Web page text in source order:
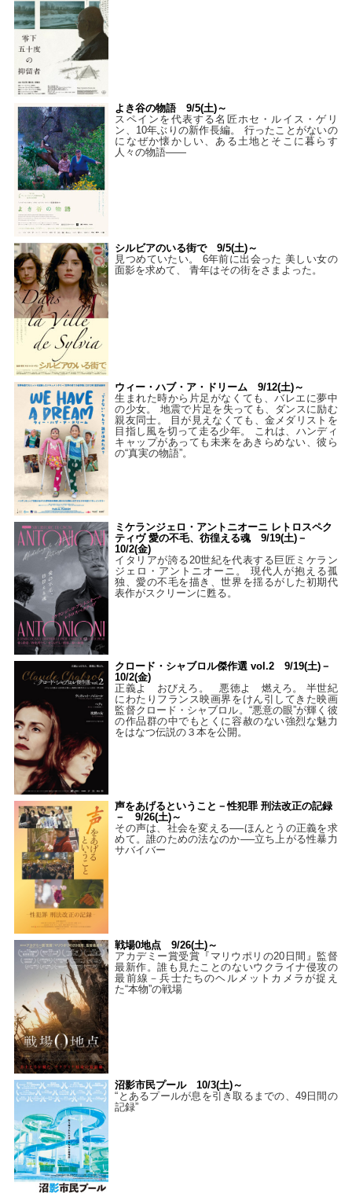
よき谷の物語 9/5(土)～
スペインを代表する名匠ホセ・ルイス・ゲリ
ン、10年ぶりの新作長編。 行ったことがないの
になぜか懐かしい、ある土地とそこに暮らす
人々の物語――
シルビアのいる街で 9/5(土)～
見つめていたい。 6年前に出会った 美しい女の
面影を求めて、 青年はその街をさまよった。
ウィー・ハブ・ア・ドリーム 9/12(土)～
生まれた時から片足がなくても、バレエに夢中
の少女。 地震で片足を失っても、ダンスに励む
親友同士。 目が見えなくても、金メダリストを
目指し風を切って走る少年。 これは、ハンディ
キャップがあっても未来をあきらめない、彼ら
の“真実の物語”。
ミケランジェロ・アントニオーニ レトロスペク
ティヴ 愛の不毛、彷徨える魂 9/19(土)－
10/2(金)
イタリアが誇る20世紀を代表する巨匠ミケラン
ジェロ・アントニオーニ。 現代人が抱える孤
独、愛の不毛を描き、世界を揺るがした初期代
表作がスクリーンに甦る。
クロード・シャブロル傑作選 vol.2 9/19(土)－
10/2(金)
正義よ おびえろ。 悪徳よ 燃えろ。 半世紀
にわたりフランス映画界をけん引してきた映画
監督クロード・シャブロル。“悪意の眼”が輝く彼
の作品群の中でもとくに容赦のない強烈な魅力
をはなつ伝説の３本を公開。
声をあげるということ－性犯罪 刑法改正の記録
－ 9/26(土)～
その声は、社会を変える──ほんとうの正義を求
めて。誰のための法なのか──立ち上がる性暴力
サバイバー
戦場0地点 9/26(土)～
アカデミー賞受賞『マリウポリの20日間』監督
最新作。誰も見たことのないウクライナ侵攻の
最前線－兵士たちのヘルメットカメラが捉え
た“本物”の戦場
沼影市民プール 10/3(土)～
“とあるプールが息を引き取るまでの、49日間の
記録”